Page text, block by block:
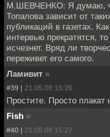
М.ШЕВЧЕНКО: Я думаю,
Топалова зависит от
публикаций в газетах.
интервью прекратятся,
исчезнет. Вряд ли
переживет его самого.
Ламивит »
#39 | 21.05.08 15:26
Простите. Просто плакат
Fish »
#40 | 21.05.08 15:27